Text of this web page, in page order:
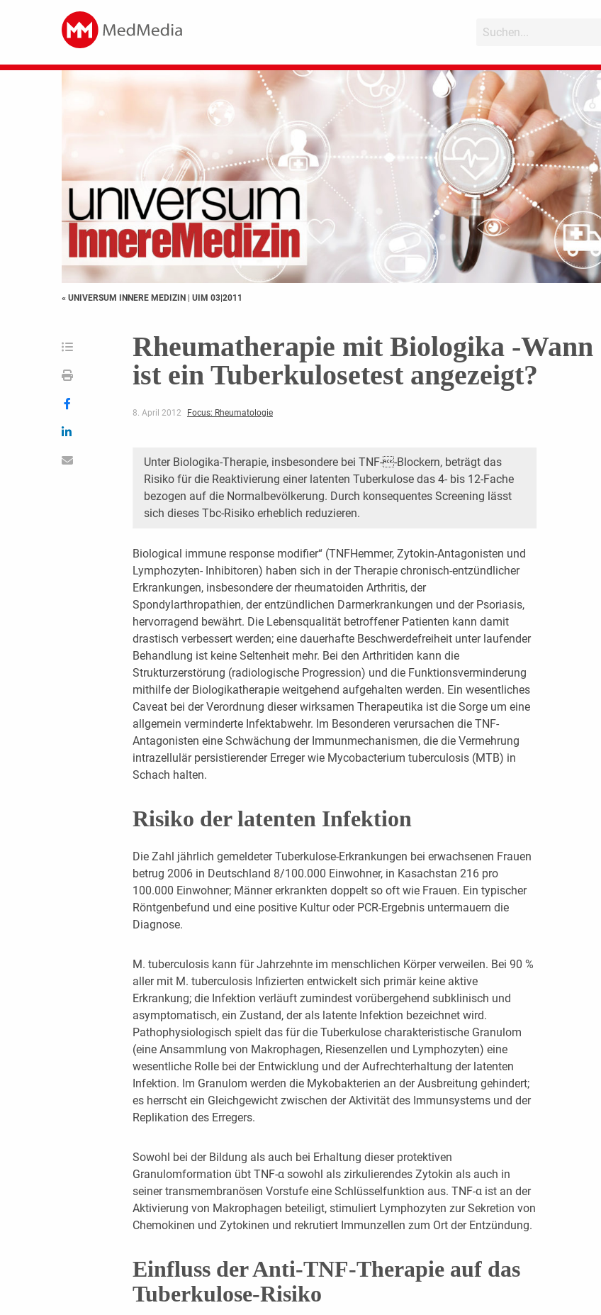
« UNIVERSUM INNERE MEDIZIN | UIM 03|2011
Rheumatherapie mit Biologika -Wann
ist ein Tuberkulosetest angezeigt?
8. April 2012 Focus: Rheumatologie
Unter Biologika-Therapie, insbesondere bei TNF--Blockern, beträgt das
Risiko für die Reaktivierung einer latenten Tuberkulose das 4- bis 12-Fache
bezogen auf die Normalbevölkerung. Durch konsequentes Screening lässt
sich dieses Tbc-Risiko erheblich reduzieren.
Biological immune response modifier“ (TNFHemmer, Zytokin-Antagonisten und
Lymphozyten- Inhibitoren) haben sich in der Therapie chronisch-entzündlicher
Erkrankungen, insbesondere der rheumatoiden Arthritis, der
Spondylarthropathien, der entzündlichen Darmerkrankungen und der Psoriasis,
hervorragend bewährt. Die Lebensqualität betroffener Patienten kann damit
drastisch verbessert werden; eine dauerhafte Beschwerdefreiheit unter laufender
Behandlung ist keine Seltenheit mehr. Bei den Arthritiden kann die
Strukturzerstörung (radiologische Progression) und die Funktionsverminderung
mithilfe der Biologikatherapie weitgehend aufgehalten werden. Ein wesentliches
Caveat bei der Verordnung dieser wirksamen Therapeutika ist die Sorge um eine
allgemein verminderte Infektabwehr. Im Besonderen verursachen die TNF-
Antagonisten eine Schwächung der Immunmechanismen, die die Vermehrung
intrazellulär persistierender Erreger wie Mycobacterium tuberculosis (MTB) in
Schach halten.
Risiko der latenten Infektion
Die Zahl jährlich gemeldeter Tuberkulose-Erkrankungen bei erwachsenen Frauen
betrug 2006 in Deutschland 8/100.000 Einwohner, in Kasachstan 216 pro
100.000 Einwohner; Männer erkrankten doppelt so oft wie Frauen. Ein typischer
Röntgenbefund und eine positive Kultur oder PCR-Ergebnis untermauern die
Diagnose.
M. tuberculosis kann für Jahrzehnte im menschlichen Körper verweilen. Bei 90 %
aller mit M. tuberculosis Infizierten entwickelt sich primär keine aktive
Erkrankung; die Infektion verläuft zumindest vorübergehend subklinisch und
asymptomatisch, ein Zustand, der als latente Infektion bezeichnet wird.
Pathophysiologisch spielt das für die Tuberkulose charakteristische Granulom
(eine Ansammlung von Makrophagen, Riesenzellen und Lymphozyten) eine
wesentliche Rolle bei der Entwicklung und der Aufrechterhaltung der latenten
Infektion. Im Granulom werden die Mykobakterien an der Ausbreitung gehindert;
es herrscht ein Gleichgewicht zwischen der Aktivität des Immunsystems und der
Replikation des Erregers.
Sowohl bei der Bildung als auch bei Erhaltung dieser protektiven
Granulomformation übt TNF-α sowohl als zirkulierendes Zytokin als auch in
seiner transmembranösen Vorstufe eine Schlüsselfunktion aus. TNF-α ist an der
Aktivierung von Makrophagen beteiligt, stimuliert Lymphozyten zur Sekretion von
Chemokinen und Zytokinen und rekrutiert Immunzellen zum Ort der Entzündung.
Einfluss der Anti-TNF-Therapie auf das
Tuberkulose-Risiko